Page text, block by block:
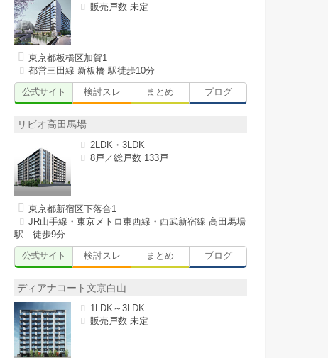
販売戸数 未定
東京都板橋区加賀1
都営三田線 新板橋 駅徒歩10分
公式サイト
検討スレ まとめ ブログ
リビオ高田馬場
2LDK・3LDK
8戸／総戸数 133戸
東京都新宿区下落合1
JR山手線・東京メトロ東西線・西武新宿線 高田馬場
駅 徒歩9分
公式サイト
検討スレ まとめ ブログ
ディアナコート文京白山
1LDK～3LDK
販売戸数 未定